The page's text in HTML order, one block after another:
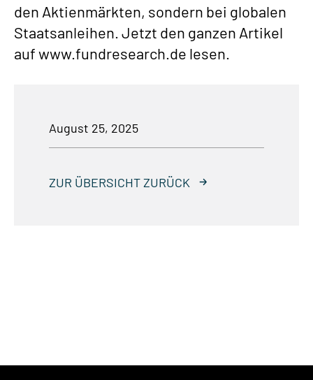
den Aktienmärkten, sondern bei globalen
Staatsanleihen. Jetzt den ganzen Artikel
auf www.fundresearch.de lesen.
August 25, 2025
ZUR ÜBERSICHT ZURÜCK